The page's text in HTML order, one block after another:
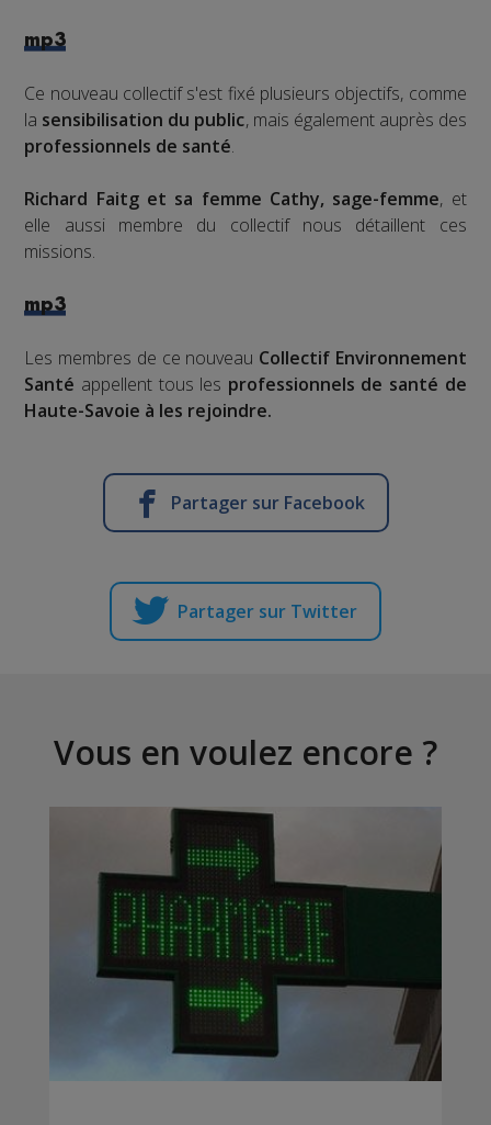
mp3
Ce nouveau collectif s'est fixé plusieurs objectifs, comme
la sensibilisation du public, mais également auprès des
professionnels de santé.
Richard Faitg et sa femme Cathy, sage-femme, et
elle aussi membre du collectif nous détaillent ces
missions.
mp3
Les membres de ce nouveau Collectif Environnement
Santé appellent tous les professionnels de santé de
Haute-Savoie à les rejoindre.
Partager sur Facebook
Partager sur Twitter
Vous en voulez encore ?